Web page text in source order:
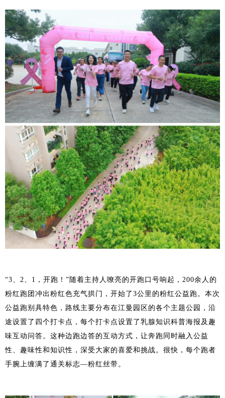
“3、2、1，开跑！”随着主持人嘹亮的开跑口号响起，200余人的
粉红跑团冲出粉红色充气拱门，开始了3公里的粉红公益跑。本次
公益跑别具特色，路线主要分布在江曼园区的各个主题公园，沿
途设置了四个打卡点，每个打卡点设置了乳腺知识科普海报及趣
味互动问答。这种边跑边答的互动方式，让奔跑同时融入公益
性、趣味性和知识性，深受大家的喜爱和挑战。很快，每个跑者
手腕上缠满了通关标志—粉红丝带。